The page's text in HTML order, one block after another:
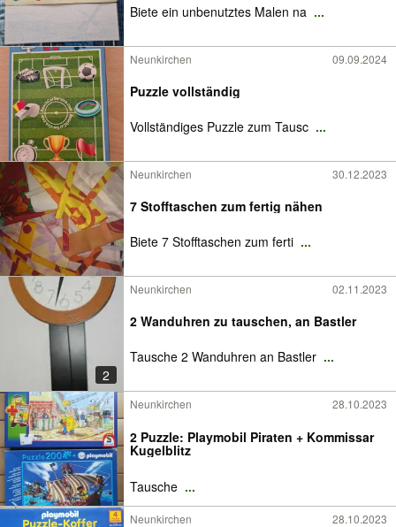
Biete ein unbenutztes Malen na ...
Neunkirchen 09.09.2024
Puzzle vollständig
Vollständiges Puzzle zum Tausc ...
Neunkirchen 30.12.2023
7 Stofftaschen zum fertig nähen
Biete 7 Stofftaschen zum ferti ...
2
Neunkirchen 02.11.2023
2 Wanduhren zu tauschen, an Bastler
Tausche 2 Wanduhren an Bastler ...
Neunkirchen 28.10.2023
2 Puzzle: Playmobil Piraten + Kommissar
Kugelblitz
Tausche ...
Neunkirchen 28.10.2023